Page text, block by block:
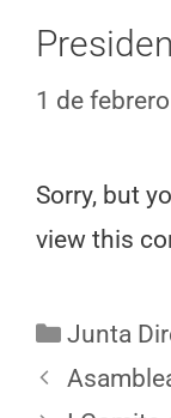
1 de
Sorry, but
view this
Junta